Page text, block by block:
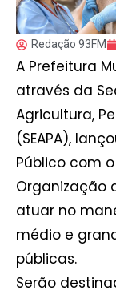
Redação 93FM
A Prefeitura
através da
Agricultura,
(SEAPA),
Público com
Organização
atuar no
médio e
públicas.
Serão